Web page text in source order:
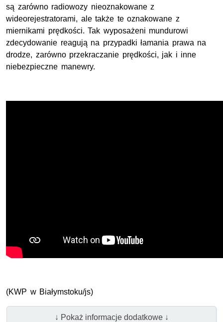
są zarówno radiowozy nieoznakowane z
wideorejestratorami, ale także te oznakowane z
miernikami prędkości. Tak wyposażeni mundurowi
zdecydowanie reagują na przypadki łamania prawa na
drodze, zarówno przekraczanie prędkości, jak i inne
niebezpieczne manewry.
(KWP w Białymstoku/js)
↓ Pokaż informacje dodatkowe ↓